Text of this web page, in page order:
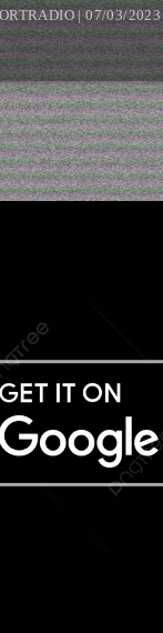
| 07/03/2023